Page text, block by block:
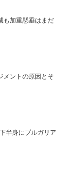
も加重懸垂はまだ
メントの原因とそ
半身にブルガリア